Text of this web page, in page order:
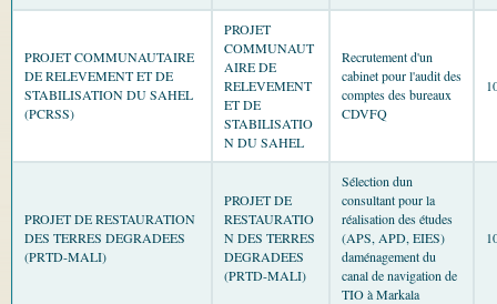
PROJET COMMUNAUTAIRE
DE RELEVEMENT ET DE
STABILISATION DU SAHEL
(PCRSS)
PROJET
COMMUNAUT
AIRE DE
RELEVEMENT
ET DE
STABILISATIO
N DU SAHEL
Recrutement d'un
cabinet pour l'audit des
comptes des bureaux
CDVFQ
PROJET DE RESTAURATION
DES TERRES DEGRADEES
(PRTD-MALI)
PROJET DE
RESTAURATIO
N DES TERRES
DEGRADEES
(PRTD-MALI)
Sélection dun
consultant pour la
réalisation des études
(APS, APD, EIES)
daménagement du
canal de navigation de
TIO à Markala